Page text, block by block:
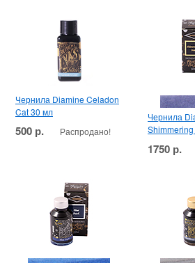
Чернила Diamine Celadon
Cat 30 мл
500 р. Распродано!
Чернила
1750 р.